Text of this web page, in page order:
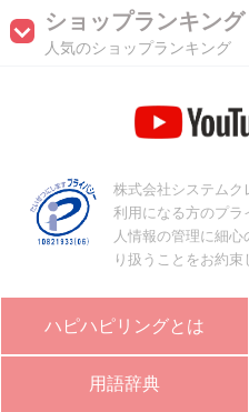
ショップランキング
人気のショップランキング
株式会社システムク
利用になる方のプラ
人情報の管理に細
り扱うことをお約束
ハピハピリングとは
用語辞典